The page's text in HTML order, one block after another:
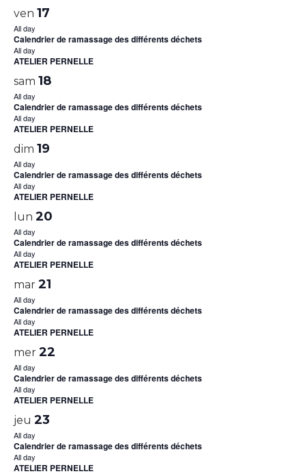
ven 17
All day
Calendrier de ramassage des différents déchets
All day
ATELIER PERNELLE
sam 18
All day
Calendrier de ramassage des différents déchets
All day
ATELIER PERNELLE
dim 19
All day
Calendrier de ramassage des différents déchets
All day
ATELIER PERNELLE
lun 20
All day
Calendrier de ramassage des différents déchets
All day
ATELIER PERNELLE
mar 21
All day
Calendrier de ramassage des différents déchets
All day
ATELIER PERNELLE
mer 22
All day
Calendrier de ramassage des différents déchets
All day
ATELIER PERNELLE
jeu 23
All day
Calendrier de ramassage des différents déchets
All day
ATELIER PERNELLE